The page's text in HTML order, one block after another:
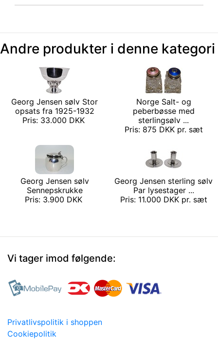
Andre produkter i denne kategori
Georg Jensen sølv Stor
opsats fra 1925-1932
Pris: 33.000 DKK
Norge Salt- og
peberbøsse med
sterlingsølv ...
Pris: 875 DKK pr. sæt
Georg Jensen sølv
Sennepskrukke
Pris: 3.900 DKK
Georg Jensen sterling sølv
Par lysestager ...
Pris: 11.000 DKK pr. sæt
Vi tager imod følgende:
Privatlivspolitik i shoppen
Cookiepolitik